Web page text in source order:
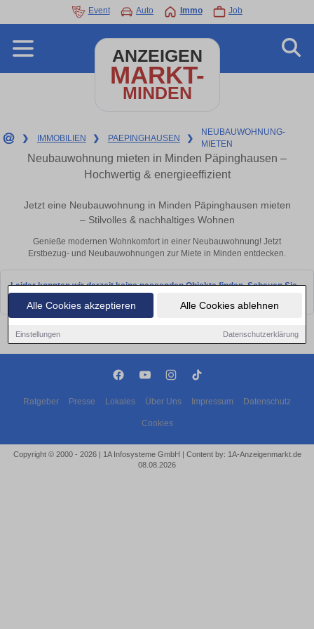
Alle Cookies akzeptieren Alle Cookies ablehnen
Einstellungen Datenschutzerklärung
Event Auto Immo Job
ANZEIGEN
MARKT-
MINDEN
❯ IMMOBILIEN ❯ PAEPINGHAUSEN ❯
NEUBAUWOHNUNG-
MIETEN
Neubauwohnung mieten in Minden Päpinghausen –
Hochwertig & energieeffizient
Jetzt eine Neubauwohnung in Minden Päpinghausen mieten
– Stilvolles & nachhaltiges Wohnen
Genieße modernen Wohnkomfort in einer Neubauwohnung! Jetzt
Erstbezug- und Neubauwohnungen zur Miete in Minden entdecken.
Leider konnten wir derzeit keine passenden Objekte finden. Schauen Sie
Ratgeber Presse Lokales Über Uns Impressum Datenschutz
Cookies
Copyright © 2000 - 2026 | 1A Infosysteme GmbH | Content by: 1A-Anzeigenmarkt.de
08.08.2026